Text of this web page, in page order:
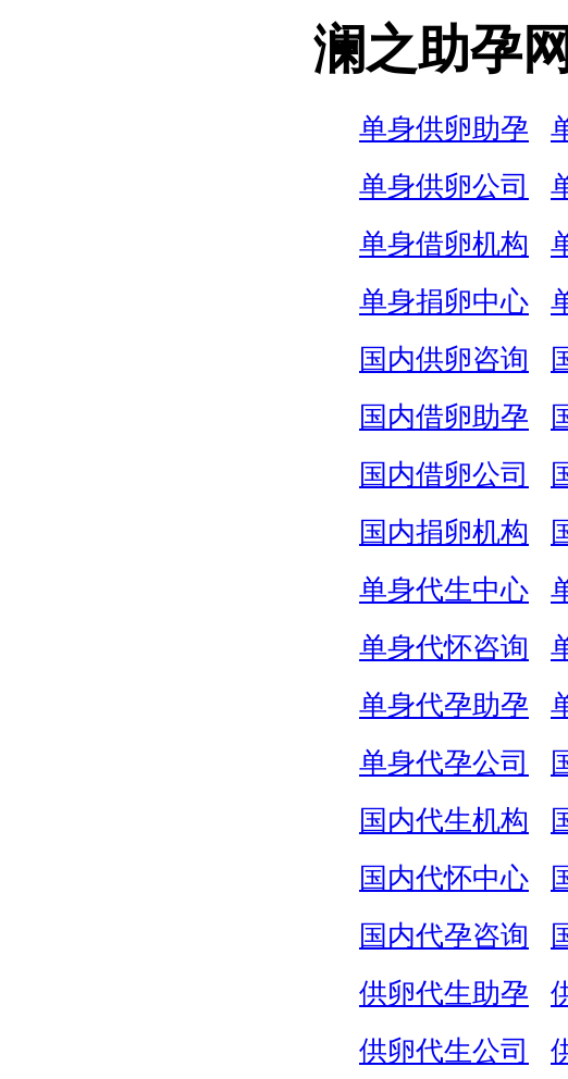
澜之助孕
单身供卵助孕
单身供卵公司
单身借卵机构
单身捐卵中心
国内供卵咨询
国内借卵助孕
国内借卵公司
国内捐卵机构
单身代生中心
单身代怀咨询
单身代孕助孕
单身代孕公司
国内代生机构
国内代怀中心
国内代孕咨询
供卵代生助孕
供卵代生公司